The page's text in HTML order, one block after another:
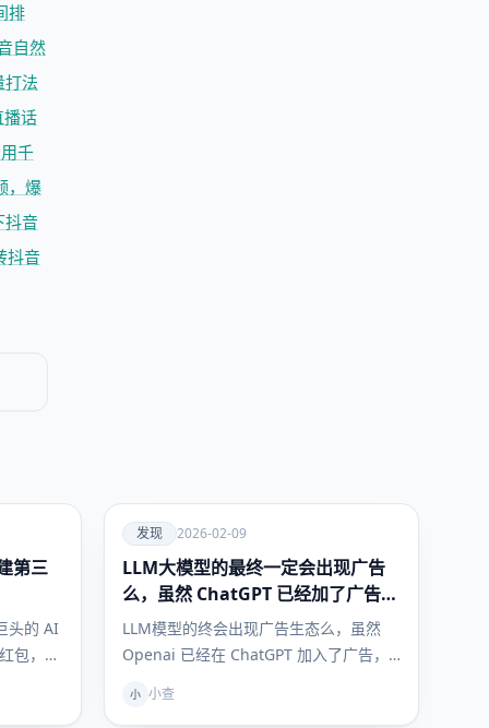
排
自然
打法
播话
千
，爆
抖音
抖音
第三
头的 AI
包，千
爱
发现
发现 2026-02-09
LLM大模型的最终一定会出现广告
么，虽然 ChatGPT 已经加了广告，
但这是必然终局么？
LLM模型的终会出现广告生态么，虽然
Openai 已经在 ChatGPT 加入了广告，
小 小查